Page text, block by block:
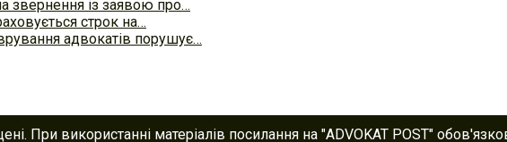
звернення із заявою про…
строк на…
адвокатів порушує…
При використанні матеріалів посилання на "ADVOKAT POST"